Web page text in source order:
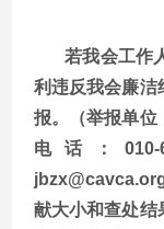
若我会工作
利违反我会廉洁
报。（举报单位
电话：
献大小和查处结